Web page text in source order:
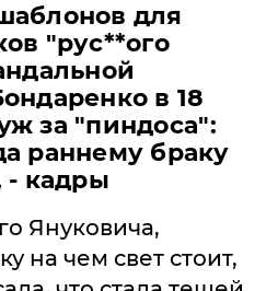
для
"рус**ого
в 18
за "пиндоса":
раннему браку
- кадры
Януковича,
на чем свет стоит,